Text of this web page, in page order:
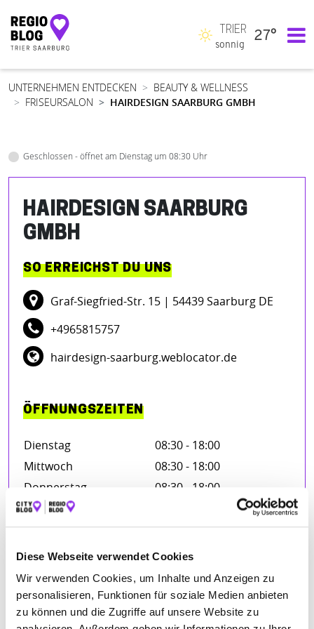
Diese Webseite verwendet Cookies
Wir verwenden Cookies, um Inhalte und Anzeigen zu
personalisieren, Funktionen für soziale Medien anbieten
zu können und die Zugriffe auf unsere Website zu
Hauptnavigation
TRIER
sonnig
27°
UNTERNEHMEN ENTDECKEN
BEAUTY & WELLNESS
FRISEURSALON
HAIRDESIGN SAARBURG GMBH
Geschlossen - öffnet am Dienstag um 08:30 Uhr
HAIRDESIGN SAARBURG
GMBH
SO ERREICHST DU UNS
Graf-Siegfried-Str. 15 | 54439 Saarburg DE
+4965815757
hairdesign-saarburg.weblocator.de
ÖFFNUNGSZEITEN
Dienstag
08:30 - 18:00
Mittwoch
08:30 - 18:00
Donnerstag
08:30 - 18:00
Freitag
Samstag
08:00 - 14:00
BEWERTUNGEN